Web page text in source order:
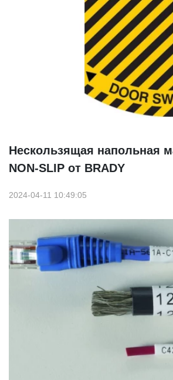
Нескользящая напольная
NON-SLIP от BRADY
2024-04-11 10:49:05